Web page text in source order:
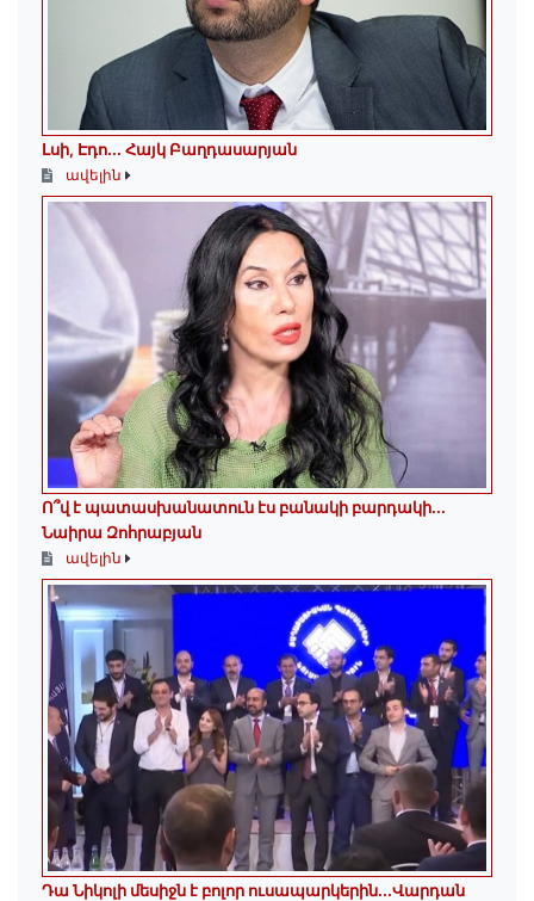
Լսի, Էդո․․․ Հայկ Բաղդասարյան
ավելին
Ո՞վ է պատասխանատուն էս բանակի բարդակի․․․
Նաիրա Զոհրաբյան
ավելին
Դա Նիկոլի մեսիջն է բոլոր ուսապարկերին․․․Վարդան